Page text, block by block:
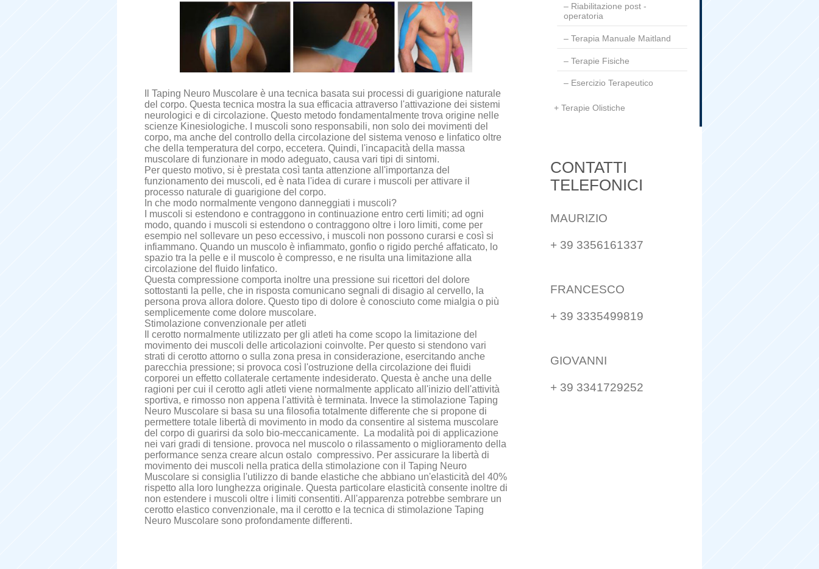
Il Taping Neuro Muscolare è una tecnica basata sui processi di guarigione naturale
del corpo. Questa tecnica mostra la sua efficacia attraverso l'attivazione dei sistemi
neurologici e di circolazione. Questo metodo fondamentalmente trova origine nelle
scienze Kinesiologiche. I muscoli sono responsabili, non solo dei movimenti del
corpo, ma anche del controllo della circolazione del sistema venoso e linfatico oltre
che della temperatura del corpo, eccetera. Quindi, l'incapacità della massa
muscolare di funzionare in modo adeguato, causa vari tipi di sintomi.
Per questo motivo, si è prestata così tanta attenzione all'importanza del
funzionamento dei muscoli, ed è nata l'idea di curare i muscoli per attivare il
processo naturale di guarigione del corpo.
In che modo normalmente vengono danneggiati i muscoli?
I muscoli si estendono e contraggono in continuazione entro certi limiti; ad ogni
modo, quando i muscoli si estendono o contraggono oltre i loro limiti, come per
esempio nel sollevare un peso eccessivo, i muscoli non possono curarsi e così si
infiammano. Quando un muscolo è infiammato, gonfio o rigido perché affaticato, lo
spazio tra la pelle e il muscolo è compresso, e ne risulta una limitazione alla
circolazione del fluido linfatico.
Questa compressione comporta inoltre una pressione sui ricettori del dolore
sottostanti la pelle, che in risposta comunicano segnali di disagio al cervello, la
persona prova allora dolore. Questo tipo di dolore è conosciuto come mialgia o più
semplicemente come dolore muscolare.
Stimolazione convenzionale per atleti
Il cerotto normalmente utilizzato per gli atleti ha come scopo la limitazione del
movimento dei muscoli delle articolazioni coinvolte. Per questo si stendono vari
strati di cerotto attorno o sulla zona presa in considerazione, esercitando anche
parecchia pressione; si provoca così l'ostruzione della circolazione dei fluidi
corporei un effetto collaterale certamente indesiderato. Questa è anche una delle
ragioni per cui il cerotto agli atleti viene normalmente applicato all'inizio dell'attività
sportiva, e rimosso non appena l'attività è terminata. Invece la stimolazione Taping
Neuro Muscolare si basa su una filosofia totalmente differente che si propone di
permettere totale libertà di movimento in modo da consentire al sistema muscolare
del corpo di guarirsi da solo bio-meccanicamente. La modalità poi di applicazione
nei vari gradi di tensione. provoca nel muscolo o rilassamento o miglioramento della
performance senza creare alcun ostalo compressivo. Per assicurare la libertà di
movimento dei muscoli nella pratica della stimolazione con il Taping Neuro
Muscolare si consiglia l'utilizzo di bande elastiche che abbiano un'elasticità del 40%
rispetto alla loro lunghezza originale. Questa particolare elasticità consente inoltre di
non estendere i muscoli oltre i limiti consentiti. All'apparenza potrebbe sembrare un
cerotto elastico convenzionale, ma il cerotto e la tecnica di stimolazione Taping
Neuro Muscolare sono profondamente differenti.
Riabilitazione post -
operatoria
Terapia Manuale Maitland
Terapie Fisiche
Esercizio Terapeutico
Terapie Olistiche
CONTATTI
TELEFONICI
MAURIZIO
+ 39 3356161337
FRANCESCO
+ 39 3335499819
GIOVANNI
+ 39 3341729252